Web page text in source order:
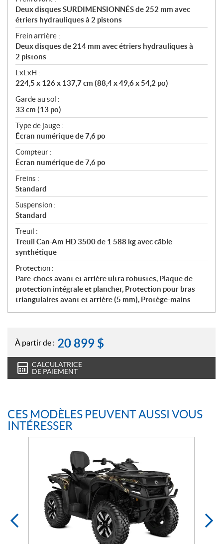
Deux disques SURDIMENSIONNÉS de 252 mm avec
étriers hydrauliques à 2 pistons
Frein arrière :
Deux disques de 214 mm avec étriers hydrauliques à
2 pistons
LxLxH :
224,5 x 126 x 137,7 cm (88,4 x 49,6 x 54,2 po)
Garde au sol :
33 cm (13 po)
Type de jauge :
Écran numérique de 7,6 po
Compteur :
Écran numérique de 7,6 po
Freins :
Standard
Suspension :
Standard
Treuil :
Treuil Can-Am HD 3500 de 1 588 kg avec câble
synthétique
Protection :
Pare-chocs avant et arrière ultra robustes, Plaque de
protection intégrale et plancher, Protection pour bras
triangulaires avant et arrière (5 mm), Protège-mains
À partir de : 20 899 $
CALCULATRICE
DE PAIEMENT
CES MODÈLES PEUVENT AUSSI VOUS
INTÉRESSER